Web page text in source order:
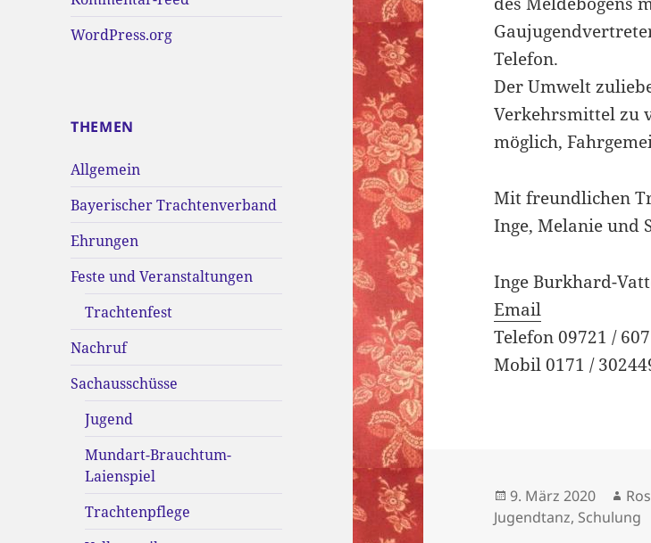
WordPress.org
THEMEN
Allgemein
Bayerischer Trachtenverband
Ehrungen
Feste und Veranstaltungen
Trachtenfest
Nachruf
Sachausschüsse
Jugend
Mundart-Brauchtum-
Laienspiel
Trachtenpflege
Telefon.
Der Umwelt
Verkehrsmittel zu
möglich,
Mit freundlichen
Inge, Melanie und
Inge Burkhard-
Email
Telefon 09721 /
Mobil 0171 /
Veröffentlicht
am
9. März 2020
Jugendtanz, Schulung